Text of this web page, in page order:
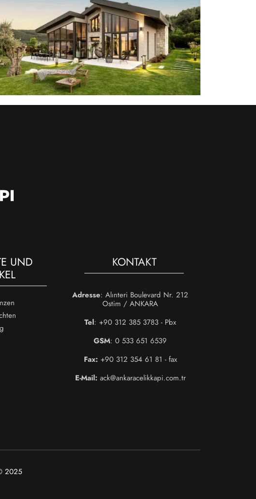
UND
KONTAKT
Adresse: Alınteri Boulevard Nr. 212
Ostim / ANKARA
Tel: +90 312 385 3783 - Pbx
GSM: 0 533 651 6539
Fax: +90 312 354 61 81 - fax
E-Mail: ack@ankaracelikkapi.com.tr
2025